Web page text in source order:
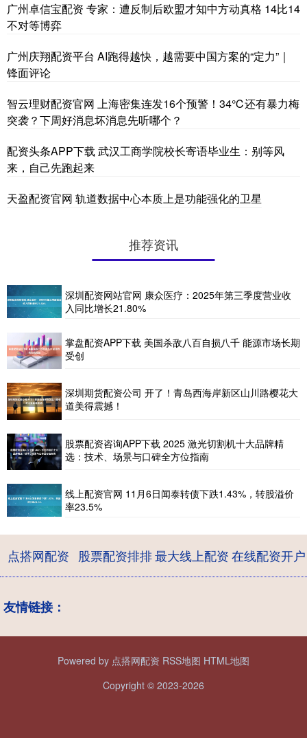
广州卓信宝配资 专家：遭反制后欧盟才知中方动真格 14比14
不对等博弈
广州庆翔配资平台 AI跑得越快，越需要中国方案的“定力”｜
锋面评论
智云理财配资官网 上海密集连发16个预警！34℃还有暴力梅
突袭？下周好消息坏消息先听哪个？
配资头条APP下载 武汉工商学院校长寄语毕业生：别等风
来，自己先跑起来
天盈配资官网 轨道数据中心本质上是功能强化的卫星
推荐资讯
深圳配资网站官网 康众医疗：2025年第三季度营业收
入同比增长21.80%
掌盘配资APP下载 美国杀敌八百自损八千 能源市场长期
受创
深圳期货配资公司 开了！青岛西海岸新区山川路樱花大
道美得震撼！
股票配资咨询APP下载 2025 激光切割机十大品牌精
选：技术、场景与口碑全方位指南
线上配资官网 11月6日闻泰转债下跌1.43%，转股溢价
率23.5%
点搭网配资 股票配资排排最大线上配资在线配资开户
友情链接：
Powered by 点搭网配资 RSS地图 HTML地图
Copyright © 2023-2026